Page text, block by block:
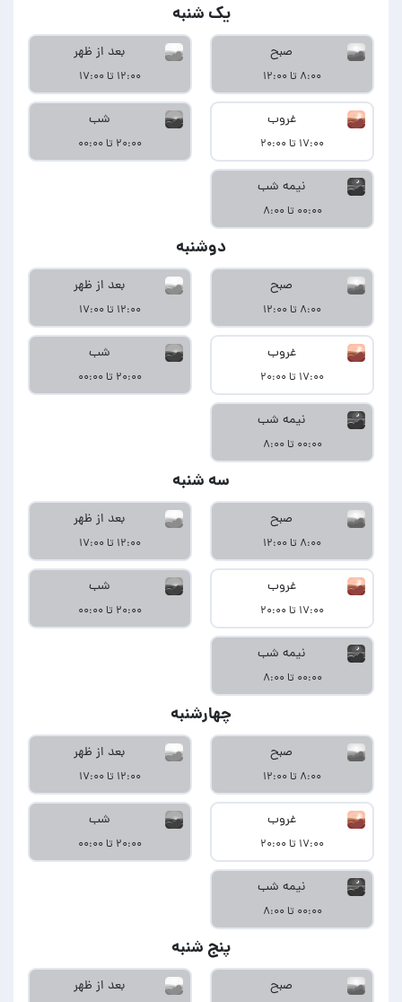
یک شنبه
صبح
۸:۰۰ تا ۱۲:۰۰
بعد از ظهر
۱۲:۰۰ تا ۱۷:۰۰
غروب
۱۷:۰۰ تا ۲۰:۰۰
شب
۲۰:۰۰ تا ۰۰:۰۰
نیمه شب
۰۰:۰۰ تا ۸:۰۰
دوشنبه
صبح
۸:۰۰ تا ۱۲:۰۰
بعد از ظهر
۱۲:۰۰ تا ۱۷:۰۰
غروب
۱۷:۰۰ تا ۲۰:۰۰
شب
۲۰:۰۰ تا ۰۰:۰۰
نیمه شب
۰۰:۰۰ تا ۸:۰۰
سه شنبه
صبح
۸:۰۰ تا ۱۲:۰۰
بعد از ظهر
۱۲:۰۰ تا ۱۷:۰۰
غروب
۱۷:۰۰ تا ۲۰:۰۰
شب
۲۰:۰۰ تا ۰۰:۰۰
نیمه شب
۰۰:۰۰ تا ۸:۰۰
چهارشنبه
صبح
۸:۰۰ تا ۱۲:۰۰
بعد از ظهر
۱۲:۰۰ تا ۱۷:۰۰
غروب
۱۷:۰۰ تا ۲۰:۰۰
شب
۲۰:۰۰ تا ۰۰:۰۰
نیمه شب
۰۰:۰۰ تا ۸:۰۰
پنج شنبه
صبح بعد از ظهر